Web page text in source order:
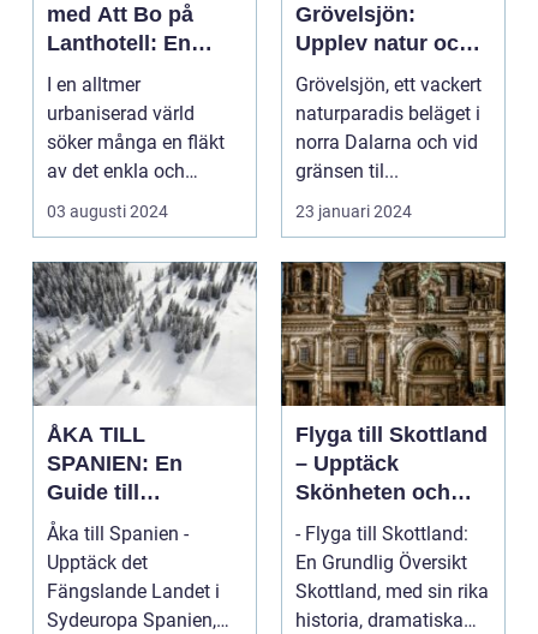
med Att Bo på
Lanthotell: En
Unik Upplevelse
på Smålandstorpet
I en alltmer
urbaniserad värld
söker många en fläkt
av det enkla och
naturn&aum...
03 augusti 2024
Grövelsjön:
Upplev natur och
fjällvandring på
toppnivå
Grövelsjön, ett vackert
naturparadis beläget i
norra Dalarna och vid
gränsen til...
23 januari 2024
ÅKA TILL
SPANIEN: En
Guide till
Spännande
Resmål och
Resetyper
Åka till Spanien -
Upptäck det
Fängslande Landet i
Sydeuropa Spanien,
Flyga till Skottland
– Upptäck
Skönheten och
Charmen i Detta
Fascinerande
Land
- Flyga till Skottland:
En Grundlig Översikt
Skottland, med sin rika
historia, dramatiska